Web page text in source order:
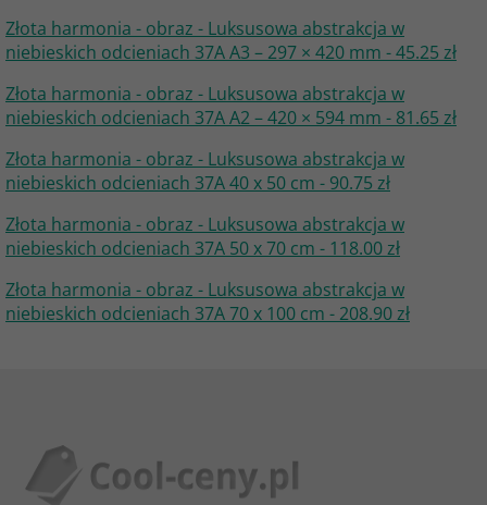
Złota harmonia - obraz - Luksusowa abstrakcja w
niebieskich odcieniach 37A A3 – 297 × 420 mm - 45.25 zł
Złota harmonia - obraz - Luksusowa abstrakcja w
niebieskich odcieniach 37A A2 – 420 × 594 mm - 81.65 zł
Złota harmonia - obraz - Luksusowa abstrakcja w
niebieskich odcieniach 37A 40 x 50 cm - 90.75 zł
Złota harmonia - obraz - Luksusowa abstrakcja w
niebieskich odcieniach 37A 50 x 70 cm - 118.00 zł
Złota harmonia - obraz - Luksusowa abstrakcja w
niebieskich odcieniach 37A 70 x 100 cm - 208.90 zł